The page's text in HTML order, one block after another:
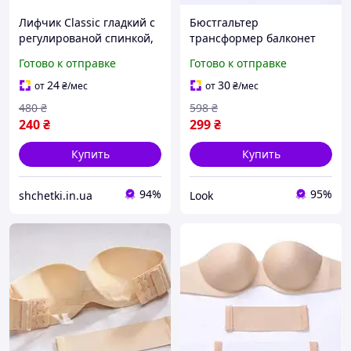
Лифчик Classic гладкий с
регулированой спинкой,
бандо, Бюстгальтер
балконет с пуш-ап
Готово к отправке
от24₴/мес
240₴
480 ₴
Купить
shchetki.in.ua 94%
Бюстгальтер
трансформер балконет
Бежевый 70А
Готово к отправке
от30₴/мес
299₴
598 ₴
Купить
Look 95%